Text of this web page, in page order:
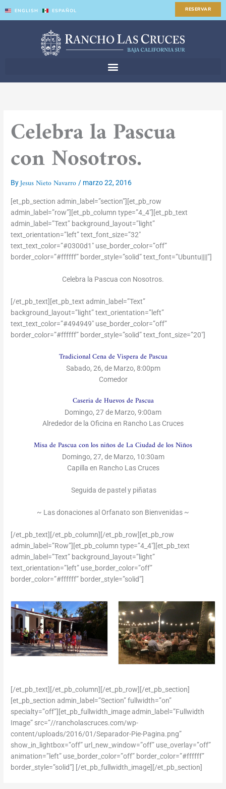
ENGLISH ESPAÑOL RESERVAR
Celebra la Pascua
con Nosotros.
ByJesus Nieto Navarro/ marzo 22, 2016
[et_pb_section admin_label=”section”][et_pb_row
admin_label=”row”][et_pb_column type=”4_4″][et_pb_text
admin_label=”Text” background_layout=”light”
text_orientation=”left” text_font_size=”32″
text_text_color=”#0300d1″ use_border_color=”off”
border_color=”#ffffff” border_style=”solid” text_font=”Ubuntu||||”]
Celebra la Pascua con Nosotros.
[/et_pb_text][et_pb_text admin_label=”Text”
background_layout=”light” text_orientation=”left”
text_text_color=”#494949″ use_border_color=”off”
border_color=”#ffffff” border_style=”solid” text_font_size=”20″]
Tradicional Cena de Vispera de Pascua
Sabado, 26, de Marzo, 8:00pm
Comedor
Caseria de Huevos de Pascua
Domingo, 27 de Marzo, 9:00am
Alrededor de la Oficina en Rancho Las Cruces
Misa de Pascua con los niños de La Ciudad de los Niños
Domingo, 27, de Marzo, 10:30am
Capilla en Rancho Las Cruces
Seguida de pastel y piñatas
~ Las donaciones al Orfanato son Bienvenidas ~
[/et_pb_text][/et_pb_column][/et_pb_row][et_pb_row
admin_label=”Row”][et_pb_column type=”4_4″][et_pb_text
admin_label=”Text” background_layout=”light”
text_orientation=”left” use_border_color=”off”
border_color=”#ffffff” border_style=”solid”]
[/et_pb_text][/et_pb_column][/et_pb_row][/et_pb_section]
[et_pb_section admin_label=”Section” fullwidth=”on”
specialty=”off”][et_pb_fullwidth_image admin_label=”Fullwidth
Image” src=”//rancholascruces.com/wp-
content/uploads/2016/01/Separador-Pie-Pagina.png”
show_in_lightbox=”off” url_new_window=”off” use_overlay=”off”
animation=”left” use_border_color=”off” border_color=”#ffffff”
border_style=”solid”] [/et_pb_fullwidth_image][/et_pb_section]